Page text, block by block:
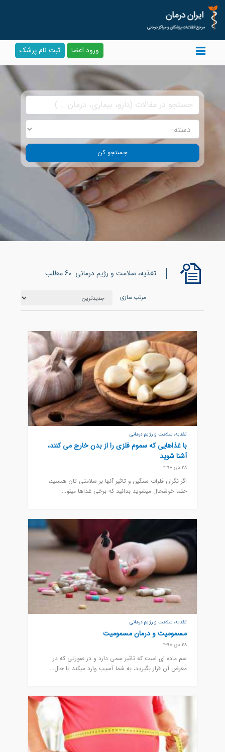
ورود اعضا ثبت نام پزشک
جستجو کن
تغذیه، سلامت و رژیم درمانی: 60 مطلب
مرتب سازی
تغذیه، سلامت و رژیم درمانی
با غذاهایی که سموم فلزی را از بدن خارج می کنند،
آشنا شوید
28 دی 1398
اگر نگران فلزات سنگین و تاثیر آنها بر سلامتی تان هستید،
حتما خوشحال میشوید بدانید که برخی غذاها میتو...
تغذیه، سلامت و رژیم درمانی
مسمومیت و درمان مسمومیت
28 دی 1398
سم ماده ای است که تاثیر سمی دارد و در صورتی که در
معرض آن قرار بگیرید، به شما آسیب وارد میکند یا حال...